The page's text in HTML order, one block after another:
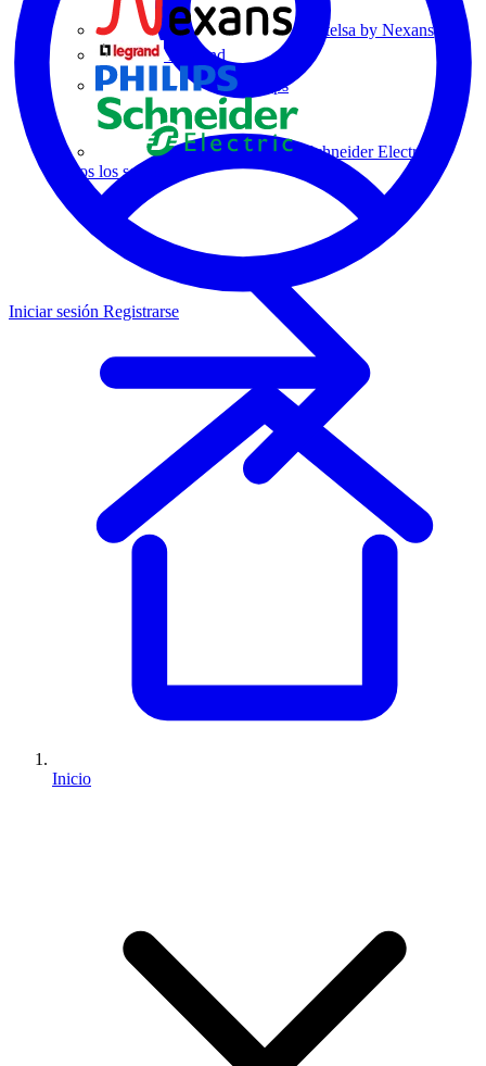
Centelsa by Nexans
Legrand
Philips
Schneider Electric
Todos los socios
Iniciar sesión Registrarse
Inicio